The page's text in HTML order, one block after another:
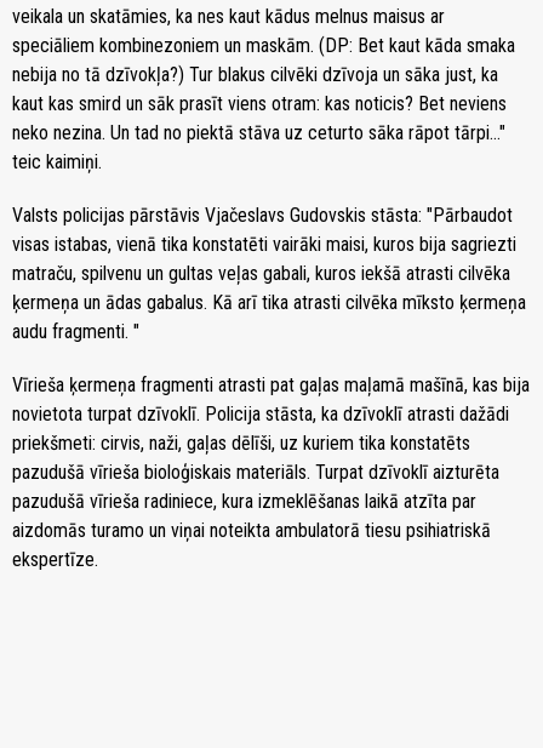
veikala un skatāmies, ka nes kaut kādus melnus maisus ar
speciāliem kombinezoniem un maskām. (DP: Bet kaut kāda smaka
nebija no tā dzīvokļa?) Tur blakus cilvēki dzīvoja un sāka just, ka
kaut kas smird un sāk prasīt viens otram: kas noticis? Bet neviens
neko nezina. Un tad no piektā stāva uz ceturto sāka rāpot tārpi…"
teic kaimiņi.
Valsts policijas pārstāvis Vjačeslavs Gudovskis stāsta: "Pārbaudot
visas istabas, vienā tika konstatēti vairāki maisi, kuros bija sagriezti
matraču, spilvenu un gultas veļas gabali, kuros iekšā atrasti cilvēka
ķermeņa un ādas gabalus. Kā arī tika atrasti cilvēka mīksto ķermeņa
audu fragmenti. "
Vīrieša ķermeņa fragmenti atrasti pat gaļas maļamā mašīnā, kas bija
novietota turpat dzīvoklī. Policija stāsta, ka dzīvoklī atrasti dažādi
priekšmeti: cirvis, naži, gaļas dēlīši, uz kuriem tika konstatēts
pazudušā vīrieša bioloģiskais materiāls. Turpat dzīvoklī aizturēta
pazudušā vīrieša radiniece, kura izmeklēšanas laikā atzīta par
aizdomās turamo un viņai noteikta ambulatorā tiesu psihiatriskā
ekspertīze.